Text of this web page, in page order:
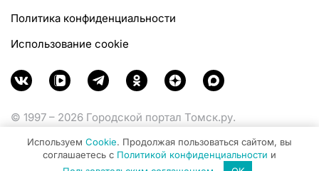
Политика конфиденциальности
Использование cookie
© 1997 – 2026 Городской портал Томск.ру.
Министерства цифрового развития, связи и массовых
коммуникаций Российской Федерации.
Используем Cookie. Продолжая пользоваться сайтом, вы
соглашаетесь с Политикой конфиденциальности и